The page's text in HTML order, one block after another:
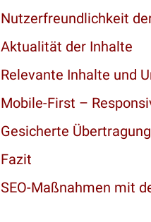
Nutzerfreundlichkeit
Aktualität der Inhalte
Relevante Inhalte und
Mobile-First –
Gesicherte
Fazit
SEO-Maßnahmen mit